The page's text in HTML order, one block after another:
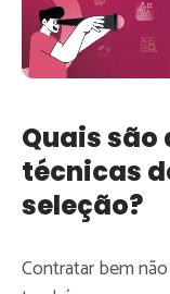
Quais
técnicas
seleção?
Contratar bem